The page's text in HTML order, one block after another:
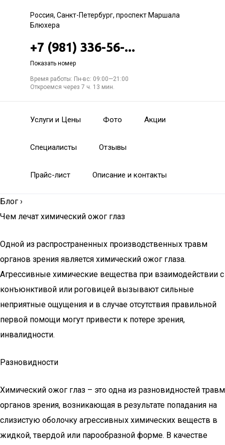
Россия, Санкт-Петербург, проспект Маршала
Блюхера
+7 (981) 336-56-...
Показать номер
Время работы: Пн-вс: 09:00—21:00
Откроемся через 7 ч. 13 мин.
Услуги и Цены Фото Акции
Специалисты Отзывы
Прайс-лист Описание и контакты
Блог ›
Чем лечат химический ожог глаз
Одной из распространенных производственных травм
органов зрения является химический ожог глаза.
Агрессивные химические вещества при взаимодействии с
конъюнктивой или роговицей вызывают сильные
неприятные ощущения и в случае отсутствия правильной
первой помощи могут привести к потере зрения,
инвалидности.
Разновидности
Химический ожог глаз – это одна из разновидностей травм
органов зрения, возникающая в результате попадания на
слизистую оболочку агрессивных химических веществ в
жидкой, твердой или парообразной форме. В качестве